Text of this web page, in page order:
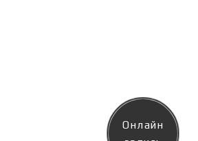
Онлайн